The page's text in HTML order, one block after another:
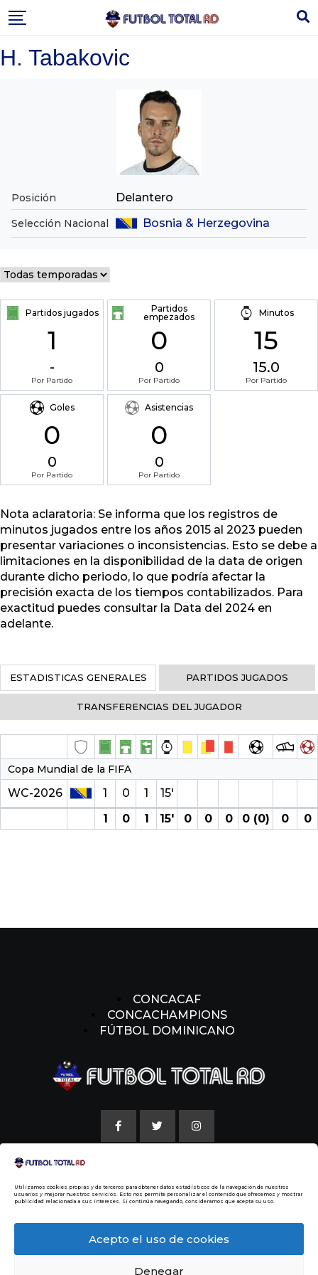
Utilizamos cookies propias y de terceros para obtener datos estadísticos de la navegación de nuestros
usuarios y mejorar nuestros servicios. Esto nos permite personalizar el contenido que ofrecemos y mostrar
publicidad relacionada a sus intereses. Si continúa navegando, consideramos que acepta su uso.
Acepto el uso de cookies
Denegar
to
H. Tabakovic
Posición Delantero
Selección Nacional Bosnia & Herzegovina
Partidos jugados
1
-
Por Partido
Partidos
empezados
0
0
Por Partido
Minutos
15
15.0
Por Partido
Goles
0
0
Por Partido
Asistencias
0
0
Por Partido
Nota aclaratoria: Se informa que los registros de
minutos jugados entre los años 2015 al 2023 pueden
presentar variaciones o inconsistencias. Esto se debe a
limitaciones en la disponibilidad de la data de origen
durante dicho periodo, lo que podría afectar la
precisión exacta de los tiempos contabilizados. Para
exactitud puedes consultar la Data del 2024 en
adelante.
ESTADISTICAS GENERALES PARTIDOS JUGADOS
TRANSFERENCIAS DEL JUGADOR
Copa Mundial de la FIFA
WC-2026 1 0 1
15′
1
0 1 15′ 0 0 0 0 (0) 0 0
CONCACAF
CONCACHAMPIONS
FÚTBOL DOMINICANO
POLITICAS DE COOKIE